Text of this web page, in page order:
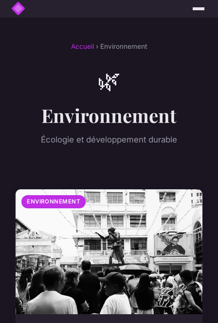
Accueil › Environnement
🌿
Environnement
Écologie et développement durable
ENVIRONNEMENT